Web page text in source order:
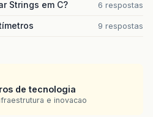
Strings em C? 6 respostas
9 respostas
de tecnologia
e inovacao